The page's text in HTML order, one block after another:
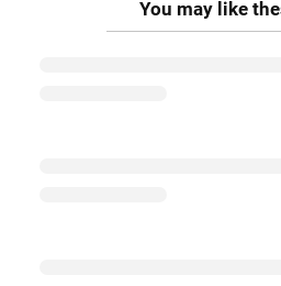
You may like